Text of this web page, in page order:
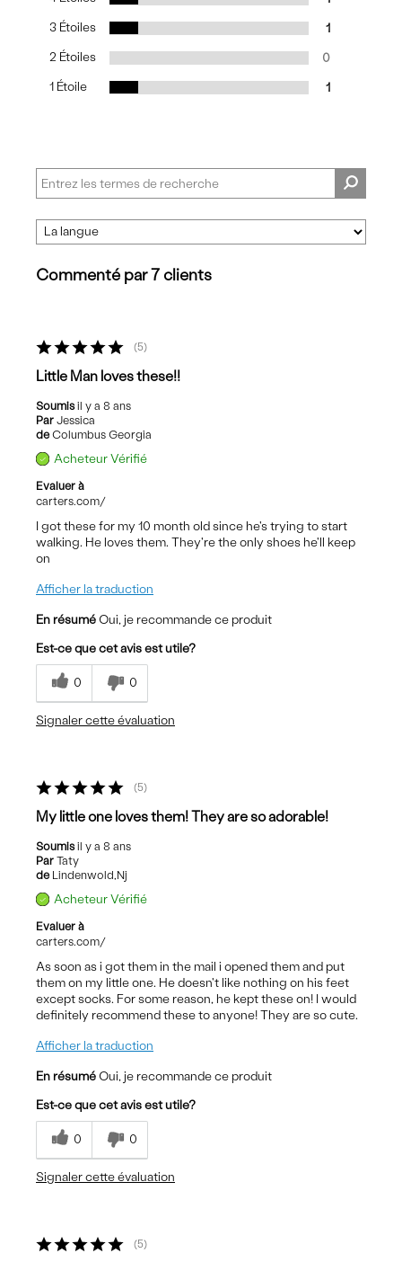
3 Étoiles 1
2 Étoiles 0
1 Étoile 1
Commenté par 7 clients
5
Little Man loves these!!
Soumisil y a 8 ans
Par Jessica
de Columbus Georgia
Acheteur Vérifié
Evaluer à
carters.com/
I got these for my 10 month old since he's trying to start
walking. He loves them. They're the only shoes he'll keep
on
Afficher la traduction
En résumé Oui, je recommande ce produit
Est-ce que cet avis est utile?
0 0
Signaler cette évaluation
5
My little one loves them! They are so adorable!
Soumisil y a 8 ans
Par Taty
de Lindenwold,Nj
Acheteur Vérifié
Evaluer à
carters.com/
As soon as i got them in the mail i opened them and put
them on my little one. He doesn't like nothing on his feet
except socks. For some reason, he kept these on! I would
definitely recommend these to anyone! They are so cute.
Afficher la traduction
En résumé Oui, je recommande ce produit
Est-ce que cet avis est utile?
0 0
Signaler cette évaluation
5